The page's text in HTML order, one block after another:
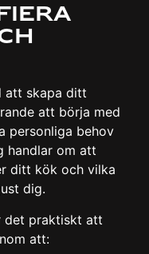
att skapa ditt
att börja med
personliga behov
handlar om att
ditt kök och vilka
dig.
det praktiskt att
att: